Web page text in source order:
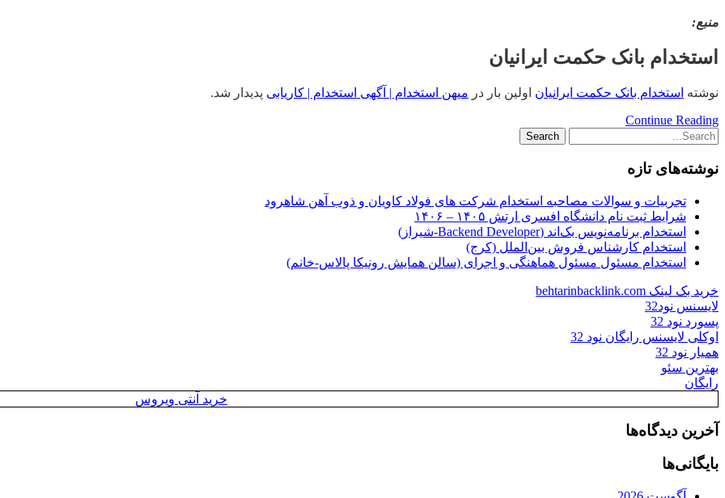
منبع:
استخدام بانک حکمت ایرانیان
نوشته استخدام بانک حکمت ایرانیان اولین بار در میهن استخدام | آگهی استخدام | کاریابی پدیدار شد.
Continue Reading
نوشته‌های تازه
تجربیات و سوالات مصاحبه استخدام شرکت های فولاد کاویان و ذوب آهن شاهرود
شرایط ثبت نام دانشگاه افسری ارتش ۱۴۰۵ – ۱۴۰۶
استخدام برنامه‌نویس بک‌اند (Backend Developer-شیراز)
استخدام کارشناس فروش بین‌الملل (کرج)
استخدام مسئول مسئول هماهنگی و اجرای (سالن همایش رونیکا پالاس-خانم)
خرید بک لینک behtarinbacklink.com
لایسنس نود32
پسورد نود 32
اوکلی لایسنس رایگان نود 32
همیار نود 32
بهترین سئو
رایگان
خرید آنتی ویروس
آخرین دیدگاه‌ها
بایگانی‌ها